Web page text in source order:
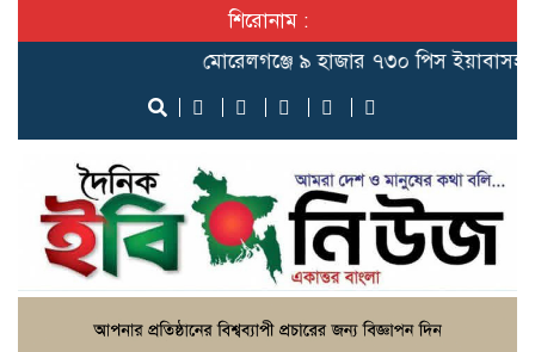
শিরোনাম :
মোরেলগঞ্জে ৯ হাজার ৭৩০ পিস ইয়াবাসহ মাদক